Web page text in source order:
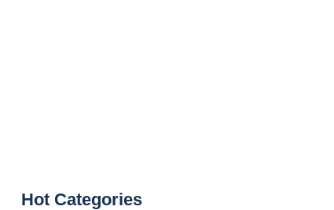
Hot Categories